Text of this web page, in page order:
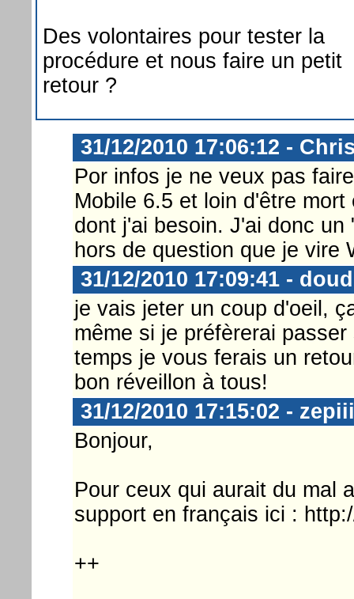
Des volontaires pour tester la
procédure et nous faire un petit
retour ?
31/12/2010 17:06:12 -
Por infos je ne veux pas
Mobile 6.5 et loin d'être
dont j'ai besoin. J'ai donc
hors de question que je vire
31/12/2010 17:09:41 -
je vais jeter un coup d'oeil,
même si je préfèrerai
temps je vous ferais un
bon réveillon à tous!
31/12/2010 17:15:02 -
Bonjour,
Pour ceux qui aurait du mal
support en français ici :
++